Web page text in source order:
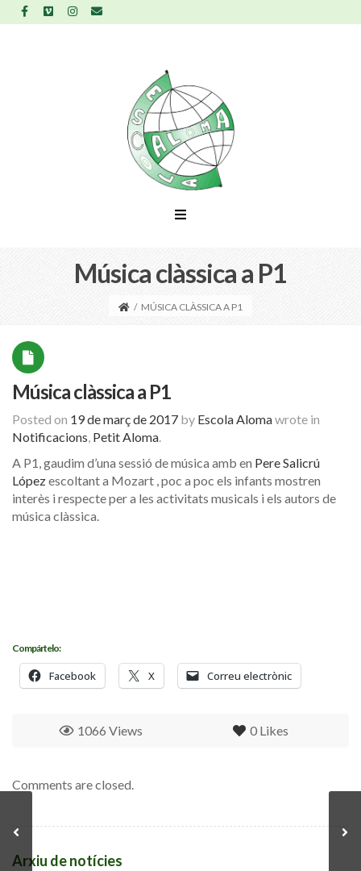
Música clàssica a P1
/ MÚSICA CLÀSSICA A P1
Música clàssica a P1
Posted on 19 de març de 2017 by Escola Alomawrote in
Notificacions, Petit Aloma.
A P1, gaudim d’una sessió de música amb en Pere Salicrú
Lópezescoltant a Mozart , poc a poc els infants mostren
interès i respecte per a les activitats musicals i els autors de
música clàssica.
Compártelo:
Facebook X Correu electrònic
0 Likes
1066 Views
Comments are closed.
Arxiu de notícies